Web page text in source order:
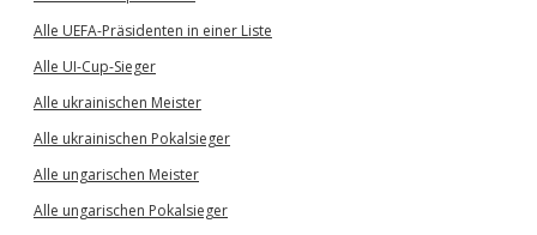
Alle UEFA-Präsidenten in einer Liste
Alle UI-Cup-Sieger
Alle ukrainischen Meister
Alle ukrainischen Pokalsieger
Alle ungarischen Meister
Alle ungarischen Pokalsieger